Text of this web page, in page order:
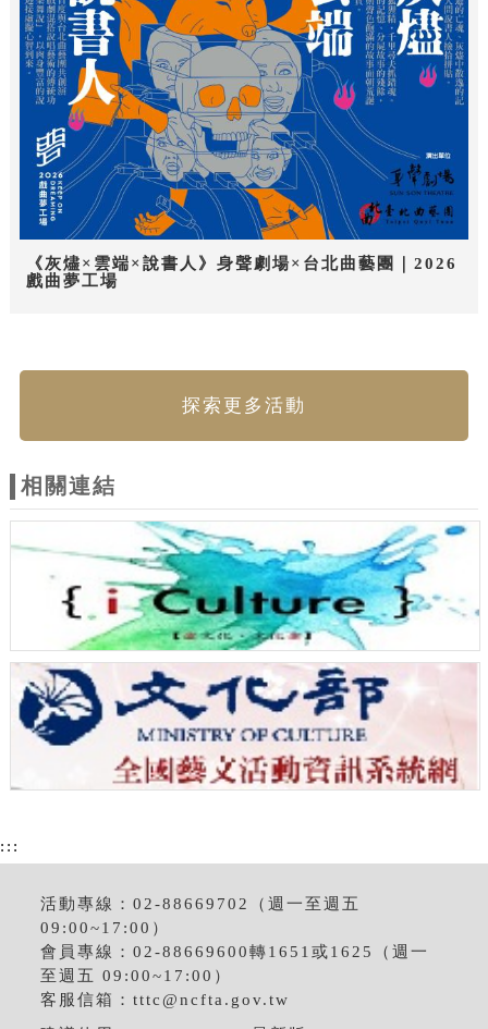
《灰燼×雲端×說書人》身聲劇場×台北曲藝團｜2026
戲曲夢工場
探索更多活動
相關連結
:::
活動專線：02-88669702（週一至週五
09:00~17:00）
會員專線：02-88669600轉1651或1625（週一
至週五 09:00~17:00）
客服信箱：tttc@ncfta.gov.tw